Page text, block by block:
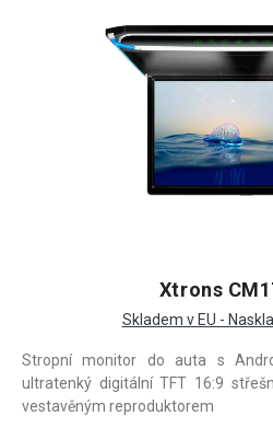
Xtrons
Skladem v EU -
Stropní monitor do auta s
ultratenký digitální TFT 16:9
vestavěným reproduktorem